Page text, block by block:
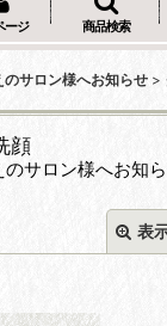
ージ 商品検索
のサロン様へお知らせ >
顔
のサロン様へお知
表